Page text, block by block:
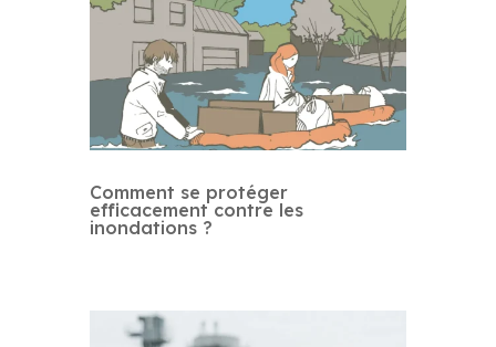
Comment se protéger
efficacement contre les
inondations ?